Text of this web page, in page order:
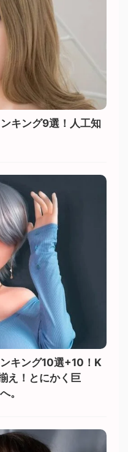
キング9選！人工知
キング10選+10！K
え！とにかく巨
。